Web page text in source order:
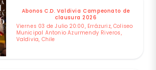
Abonos C.D. Valdivia Campeonato de
clausura 2026
Viernes 03 de Julio 20:00, Errázuriz, Coliseo
Municipal Antonio Azurmendy Riveros,
Valdivia, Chile